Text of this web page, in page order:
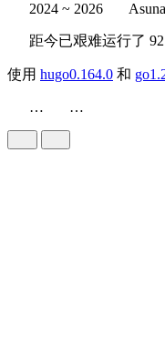
2024 ~ 2026 Asuna
距今已艰难运行了
使用 hugo0.164.0 和
… …